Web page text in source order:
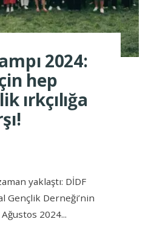
2024:
hep
ırkçılığa
yaklaştı: DİDF
Gençlik Derneği’nin
2024...